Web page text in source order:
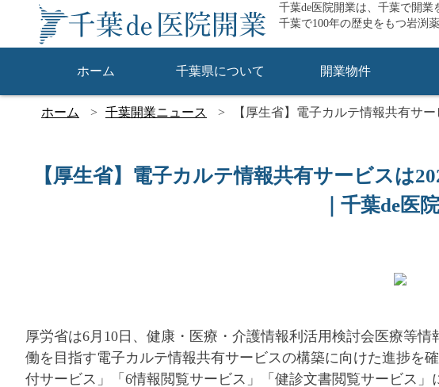
千葉de医院開業は、千葉で開業
千葉で100年の歴史をもつ岩渕
ホーム 千葉県について 開業物件
ホーム 千葉開業ニュース 【厚生省】電子カルテ情報共有サ
【厚生省】電子カルテ情報共有サービスは
｜千葉de医
厚労省は6月10日、健康・医療・介護情報利活用検討会医療等
働を目指す電子カルテ情報共有サービスの構築に向けた進捗を
付サービス」「6情報閲覧サービス」「健診文書閲覧サービス